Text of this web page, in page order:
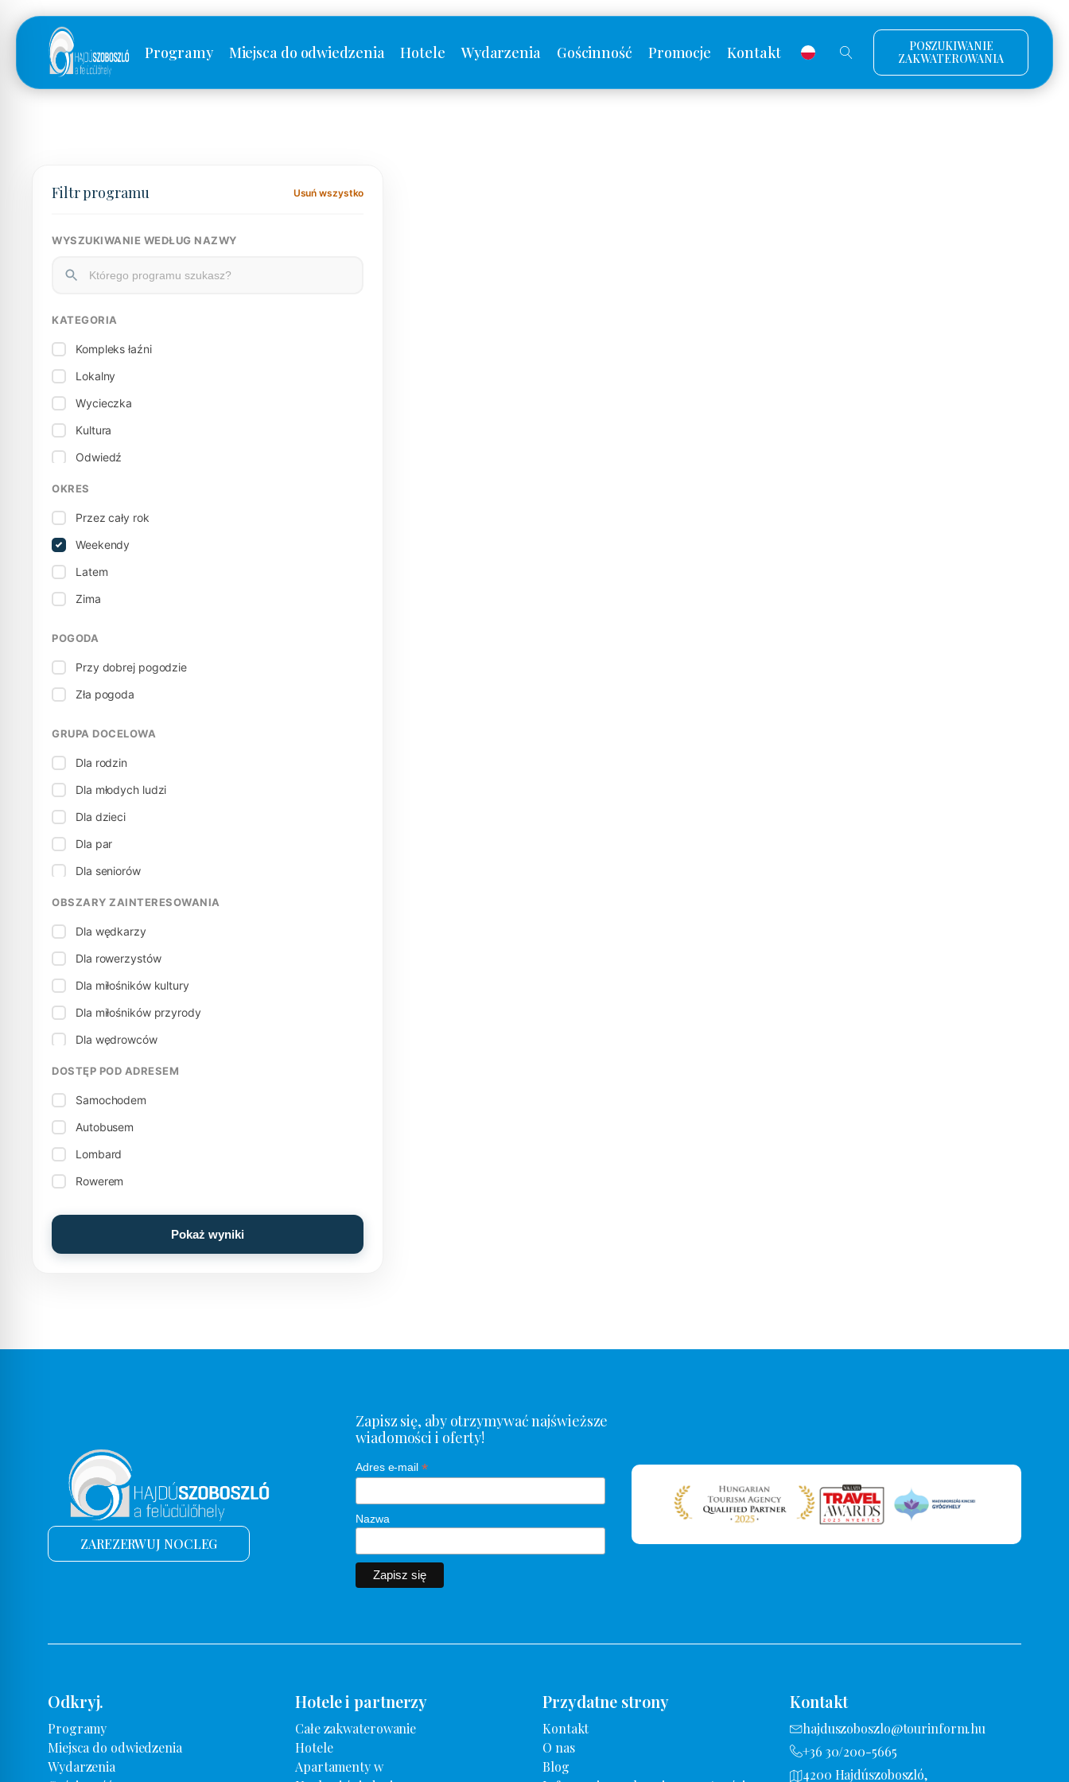
Programy Miejsca do odwiedzenia Hotele Wydarzenia Gościnność Promocje Kontakt
POSZUKIWANIE
ZAKWATEROWANIA
Filtr programu Usuń wszystko
WYSZUKIWANIE WEDŁUG NAZWY
KATEGORIA
Kompleks łaźni
Lokalny
Wycieczka
Kultura
Odwiedź
Muzeum
Sport / Aktywność
Terytorialny
Wycieczka
OKRES
Przez cały rok
Weekendy
Latem
Zima
POGODA
Przy dobrej pogodzie
Zła pogoda
GRUPA DOCELOWA
Dla rodzin
Dla młodych ludzi
Dla dzieci
Dla par
Dla seniorów
OBSZARY ZAINTERESOWANIA
Dla wędkarzy
Dla rowerzystów
Dla miłośników kultury
Dla miłośników przyrody
Dla wędrowców
DOSTĘP POD ADRESEM
Samochodem
Autobusem
Lombard
Rowerem
Pokaż wyniki
ZAREZERWUJ NOCLEG
Zapisz się, aby otrzymywać najświeższe
wiadomości i oferty!
Adres e-mail *
Nazwa
Odkryj.
Programy
Miejsca do odwiedzenia
Wydarzenia
Hotele i partnerzy
Całe zakwaterowanie
Hotele
Apartamenty w
Przydatne strony
Kontakt
O nas
Blog
Kontakt
hajduszoboszlo@tourinform.hu
+36 30/200-5665
4200 Hajdúszoboszló,